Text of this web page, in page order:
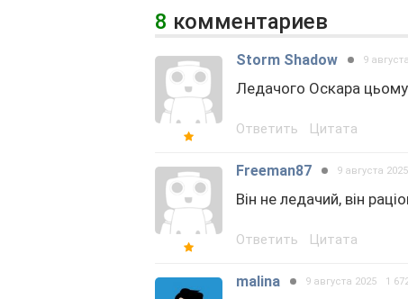
8 комментариев
Storm Shadow 9
Ледачого Оскара
Ответить Цитата
Freeman87 9 августа 2025
Він не ледачий, він
Ответить Цитата
malina 9 августа 2025 1